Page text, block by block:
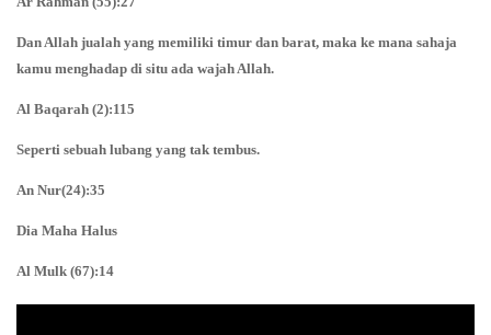
Dan Allah jualah yang memiliki timur dan barat, maka ke mana sahaja
kamu menghadap di situ ada wajah Allah.
Al Baqarah (2):115
Seperti sebuah lubang yang tak tembus.
An Nur(24):35
Dia Maha Halus
Al Mulk (67):14